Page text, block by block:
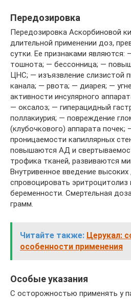
Передозировка
Передозировка Аскорбиновой
длительной применении доз,
сутки. Ее признаками являются:
тошнота; — бессонница; —
ЦНС; — изъязвление слизистой
канала; — рвота; — диарея; —
активности инсулярного
— оксалоз; — гиперацидный
поллакиурия; — повреждение
(клубочкового) аппарата почек;
проницаемости капиллярных
повышаются АД и
трофика тканей, развиваются
Внутривенное введение
спровоцировать эритроцитолиз
беременности. Смертельная
грамм.
Читайте также: Церукал:
особенности применения
Особые указания
С осторожностью применять у